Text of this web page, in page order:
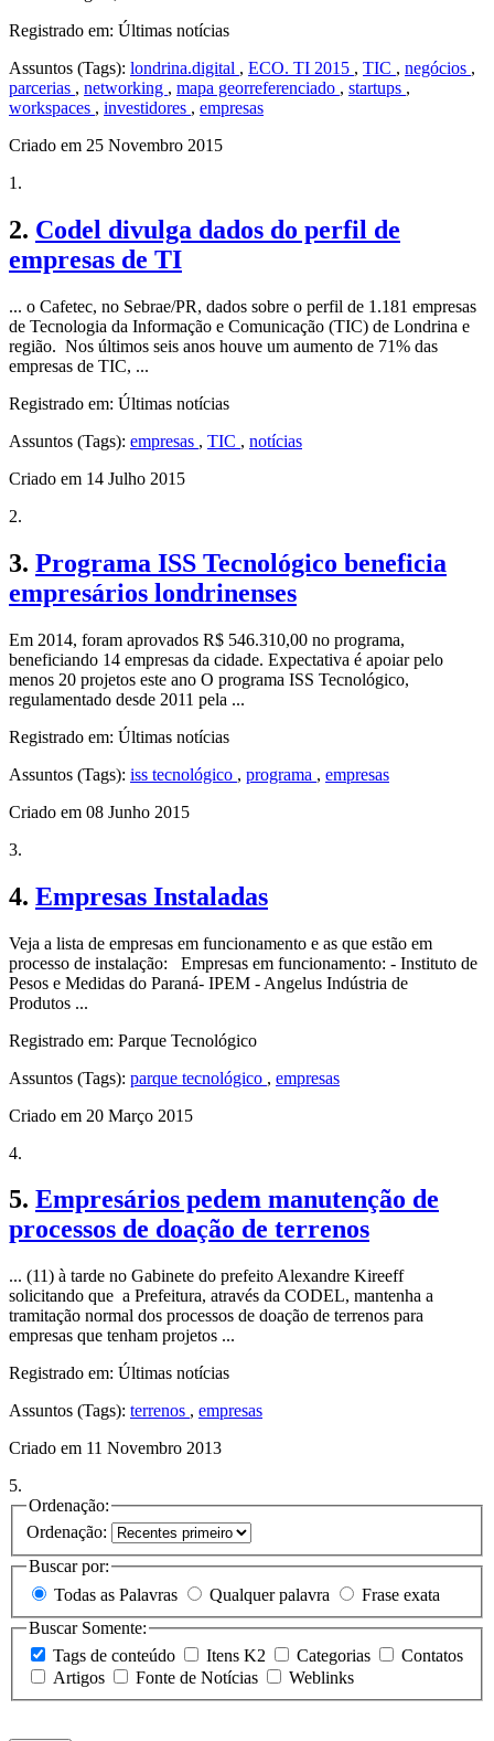
Registrado em: Últimas notícias
Assuntos (Tags): londrina.digital , ECO. TI 2015 , TIC , negócios ,
parcerias , networking , mapa georreferenciado , startups ,
workspaces , investidores , empresas
Criado em 25 Novembro 2015
1.
2. Codel divulga dados do perfil de
empresas de TI
... o Cafetec, no Sebrae/PR, dados sobre o perfil de 1.181 empresas
de Tecnologia da Informação e Comunicação (TIC) de Londrina e
região. Nos últimos seis anos houve um aumento de 71% das
empresas de TIC, ...
Registrado em: Últimas notícias
Assuntos (Tags): empresas , TIC , notícias
Criado em 14 Julho 2015
2.
3. Programa ISS Tecnológico beneficia
empresários londrinenses
Em 2014, foram aprovados R$ 546.310,00 no programa,
beneficiando 14 empresas da cidade. Expectativa é apoiar pelo
menos 20 projetos este ano O programa ISS Tecnológico,
regulamentado desde 2011 pela ...
Registrado em: Últimas notícias
Assuntos (Tags): iss tecnológico , programa , empresas
Criado em 08 Junho 2015
3.
4. Empresas Instaladas
Veja a lista de empresas em funcionamento e as que estão em
processo de instalação: Empresas em funcionamento: - Instituto de
Pesos e Medidas do Paraná- IPEM - Angelus Indústria de
Produtos ...
Registrado em: Parque Tecnológico
Assuntos (Tags): parque tecnológico , empresas
Criado em 20 Março 2015
4.
5. Empresários pedem manutenção de
processos de doação de terrenos
... (11) à tarde no Gabinete do prefeito Alexandre Kireeff
solicitando que a Prefeitura, através da CODEL, mantenha a
tramitação normal dos processos de doação de terrenos para
empresas que tenham projetos ...
Registrado em: Últimas notícias
Assuntos (Tags): terrenos , empresas
Criado em 11 Novembro 2013
5.
Ordenação:
Ordenação:
Buscar por:
Todas as Palavras
Qualquer palavra
Frase exata
Buscar Somente:
Tags de conteúdo
Itens K2 Categorias
Contatos
Artigos
Fonte de Notícias Weblinks